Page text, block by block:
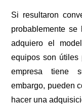
Si resultaron
probablemente
adquiero el
equipos son útiles
empresa tiene
embargo, pueden
hacer una